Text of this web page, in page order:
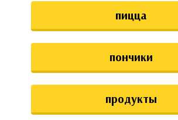
пицца
пончики
продукты